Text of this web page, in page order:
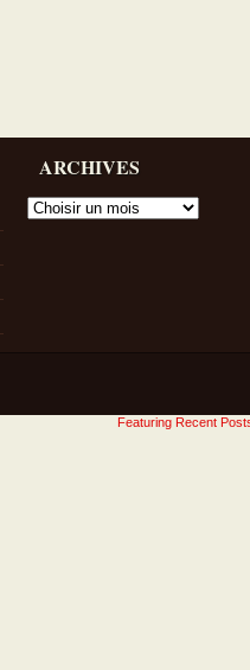
ARCHIVES
Featuring Recent